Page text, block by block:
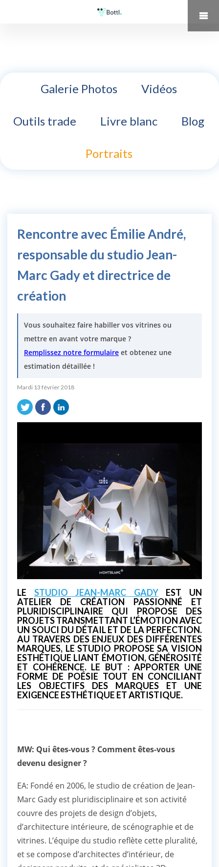
Galerie Photos Vidéos
Outils trade Livre blanc Blog
Portraits
Rencontre avec Émilie André,
responsable du studio Jean-
Marc Gady et directrice de
création
Vous souhaitez faire habiller vos vitrines ou
mettre en avant votre marque ?
Remplissez notre formulaire et obtenez une
estimation détaillée !
Mardi 13 février 2018
LE STUDIO JEAN-MARC GADYEST UN
ATELIER DE CRÉATION PASSIONNÉ ET
PLURIDISCIPLINAIRE QUI PROPOSE DES
PROJETS TRANSMETTANT L’ÉMOTION AVEC
UN SOUCI DU DÉTAIL ET DE LA PERFECTION.
AU TRAVERS DES ENJEUX DES DIFFÉRENTES
MARQUES, LE STUDIO PROPOSE SA VISION
ESTHÉTIQUE LIANT ÉMOTION, GÉNÉROSITÉ
ET COHÉRENCE. LE BUT : APPORTER UNE
FORME DE POÉSIE TOUT EN CONCILIANT
LES OBJECTIFS DES MARQUES ET UNE
EXIGENCE ESTHÉTIQUE ET ARTISTIQUE.
MW: Qui êtes-vous ? Comment êtes-vous
devenu designer ?
EA: Fondé en 2006, le studio de création de Jean-
Marc Gady est pluridisciplinaire et son activité
couvre des projets de design d’objets,
d’architecture intérieure, de scénographie et de
vitrines. L’équipe du studio reflète cette pluralité,
et se compose d’architectes d’intérieur, de